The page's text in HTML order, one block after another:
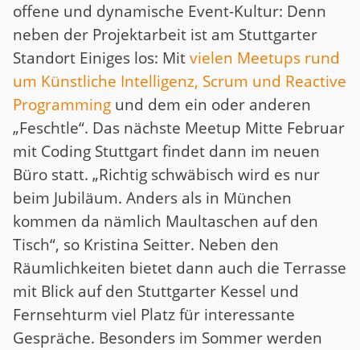
offene und dynamische Event-Kultur: Denn
neben der Projektarbeit ist am Stuttgarter
Standort Einiges los: Mitvielen Meetups rund
um Künstliche Intelligenz, Scrum und Reactive
Programming und dem ein oder anderen
„Feschtle“. Das nächste Meetup Mitte Februar
mit Coding Stuttgart findet dann im neuen
Büro statt. „Richtig schwäbisch wird es nur
beim Jubiläum. Anders als in München
kommen da nämlich Maultaschen auf den
Tisch“, so Kristina Seitter. Neben den
Räumlichkeiten bietet dann auch die Terrasse
mit Blick auf den Stuttgarter Kessel und
Fernsehturm viel Platz für interessante
Gespräche. Besonders im Sommer werden